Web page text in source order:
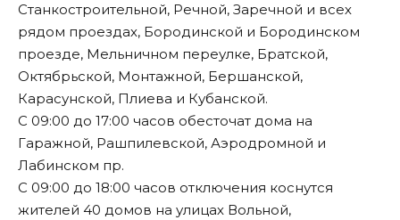
Станкостроительной, Речной, Заречной и всех
рядом проездах, Бородинской и Бородинском
проезде, Мельничном переулке, Братской,
Октябрьской, Монтажной, Бершанской,
Карасунской, Плиева и Кубанской.
С 09:00 до 17:00 часов обесточат дома на
Гаражной, Рашпилевской, Аэродромной и
Лабинском пр.
С 09:00 до 18:00 часов отключения коснутся
жителей 40 домов на улицах Вольной,